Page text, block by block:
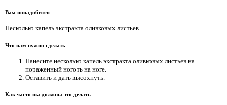
Вам понадобится
Несколько капель экстракта оливковых листьев
Что вам нужно сделать
Нанесите несколько капель экстракта оливковых листьев на
пораженный ноготь на ноге.
Оставить и дать высохнуть.
Как часто вы должны это делать